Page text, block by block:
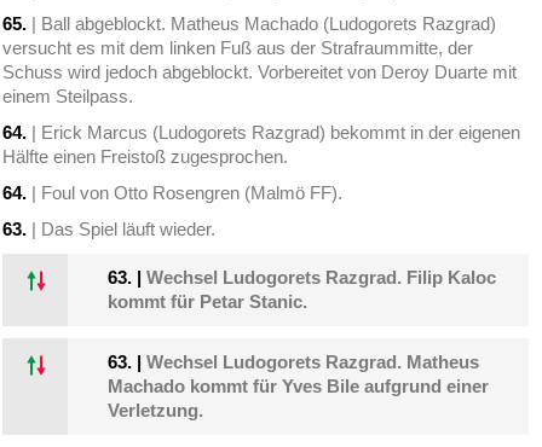
65. | Ball abgeblockt. Matheus Machado (Ludogorets Razgrad)
versucht es mit dem linken Fuß aus der Strafraummitte, der
Schuss wird jedoch abgeblockt. Vorbereitet von Deroy Duarte mit
einem Steilpass.
64. | Erick Marcus (Ludogorets Razgrad) bekommt in der eigenen
Hälfte einen Freistoß zugesprochen.
64. | Foul von Otto Rosengren (Malmö FF).
63. | Das Spiel läuft wieder.
63. |Wechsel Ludogorets Razgrad. Filip Kaloc
kommt für Petar Stanic.
63. |Wechsel Ludogorets Razgrad. Matheus
Machado kommt für Yves Bile aufgrund einer
Verletzung.